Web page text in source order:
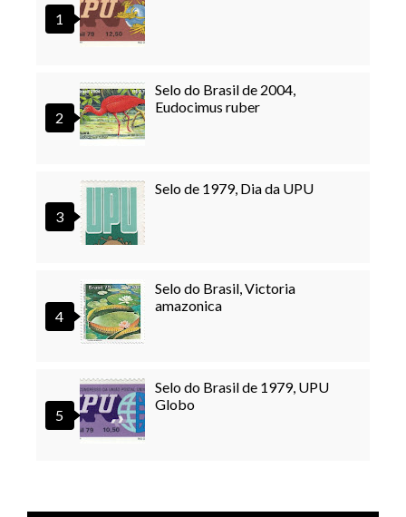
Selo do Brasil de 2004,
Eudocimus ruber
Selo de 1979, Dia da UPU
Selo do Brasil, Victoria
amazonica
Selo do Brasil de 1979, UPU
Globo